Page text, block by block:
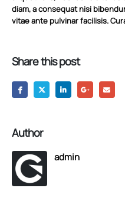
diam, a consequat nisi
vitae ante pulvinar facilisis.
Share this post
Author
admin